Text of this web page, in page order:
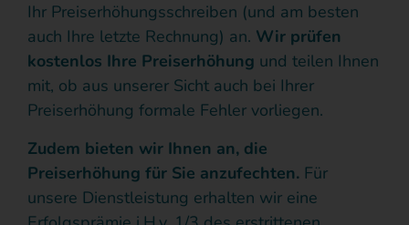
Ihr Preiserhöhungsschreiben (und am besten
auch Ihre letzte Rechnung) an. Wir prüfen
kostenlos Ihre Preiserhöhung und teilen Ihnen
mit, ob aus unserer Sicht auch bei Ihrer
Preiserhöhung formale Fehler vorliegen.
Zudem bieten wir Ihnen an, die
Preiserhöhung für Sie anzufechten. Für
unsere Dienstleistung erhalten wir eine